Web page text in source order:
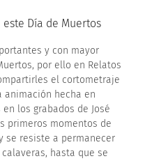
Día de Muertos
y con mayor
por ello en Relatos
el cortometraje
animación hecha en
los grabados de José
primeros momentos de
se resiste a permanecer
hasta que se